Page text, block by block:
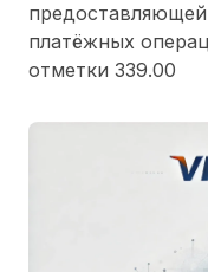
платёжных
отметки 339.00